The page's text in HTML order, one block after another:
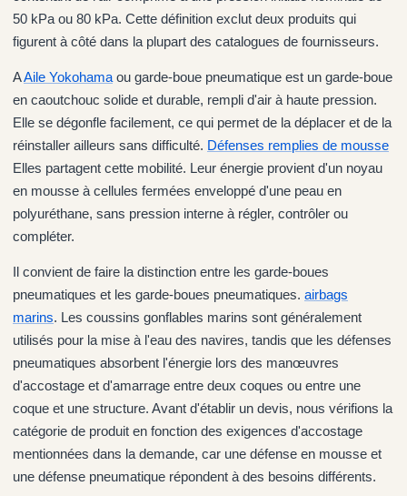
50 kPa ou 80 kPa. Cette définition exclut deux produits qui
figurent à côté dans la plupart des catalogues de fournisseurs.
AAile Yokohama ou garde-boue pneumatique est un garde-boue
en caoutchouc solide et durable, rempli d'air à haute pression.
Elle se dégonfle facilement, ce qui permet de la déplacer et de la
réinstaller ailleurs sans difficulté. Défenses remplies de mousse
Elles partagent cette mobilité. Leur énergie provient d'un noyau
en mousse à cellules fermées enveloppé d'une peau en
polyuréthane, sans pression interne à régler, contrôler ou
compléter.
Il convient de faire la distinction entre les garde-boues
pneumatiques et les garde-boues pneumatiques. airbags
marins. Les coussins gonflables marins sont généralement
utilisés pour la mise à l'eau des navires, tandis que les défenses
pneumatiques absorbent l'énergie lors des manœuvres
d'accostage et d'amarrage entre deux coques ou entre une
coque et une structure. Avant d'établir un devis, nous vérifions la
catégorie de produit en fonction des exigences d'accostage
mentionnées dans la demande, car une défense en mousse et
une défense pneumatique répondent à des besoins différents.